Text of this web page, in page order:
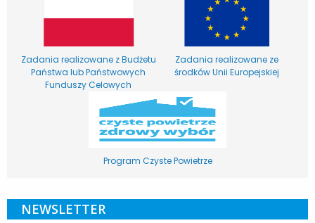
Zadania realizowane z Budżetu
Państwa lub Państwowych
Funduszy Celowych
Zadania realizowane ze
środków Unii Europejskiej
Program Czyste Powietrze
NEWSLETTER